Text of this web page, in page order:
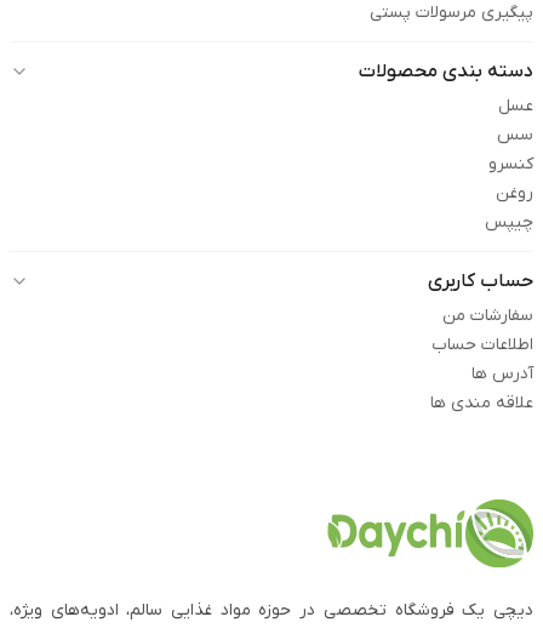
پیگیری مرسولات پستی
دسته بندی محصولات
عسل
سس
کنسرو
روغن
چیپس
حساب کاربری
سفارشات من
اطلاعات حساب
آدرس ها
علاقه مندی ها
دیچی یک فروشگاه تخصصی در حوزه مواد غذایی سالم، ادویه‌های ویژه،